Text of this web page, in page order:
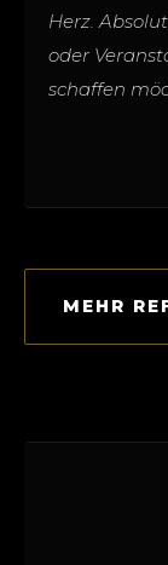
Herz.
oder
schaffen
MEHR